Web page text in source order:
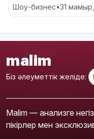
Шоу-бизнес•31
malim
Біз әлеуметтік желіде:
Malim — анализге
пікірлер мен